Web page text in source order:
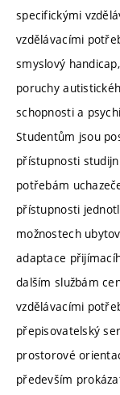
specifickými
vzdělávacími
smyslový
poruchy
schopnosti a
Studentům jsou
přístupnosti
potřebám
přístupnosti
možnostech
adaptace
dalším službám
vzdělávacími
přepisovatelský
prostorové
především